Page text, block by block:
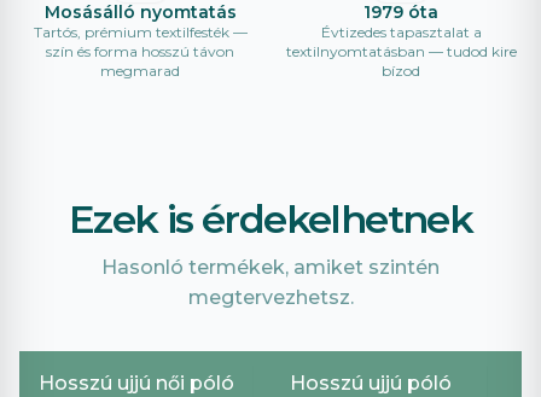
Mosásálló nyomtatás
Tartós, prémium textilfesték —
szín és forma hosszú távon
megmarad
1979 óta
Évtizedes tapasztalat a
textilnyomtatásban — tudod kire
bízod
Ezek is érdekelhetnek
Hasonló termékek, amiket szintén
megtervezhetsz.
Hosszú ujjú női póló
Hosszú ujjú póló